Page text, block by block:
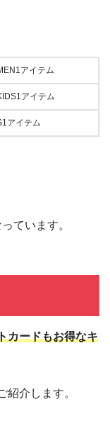
アイテム
アイテム
アイテム
ています。
カードもお得なキ
紹介します。